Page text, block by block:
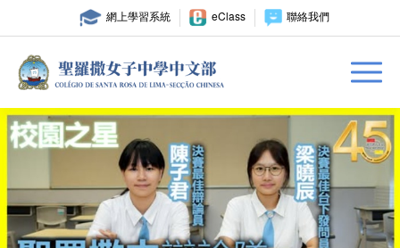
網上學習系統 eClass 聯絡我們